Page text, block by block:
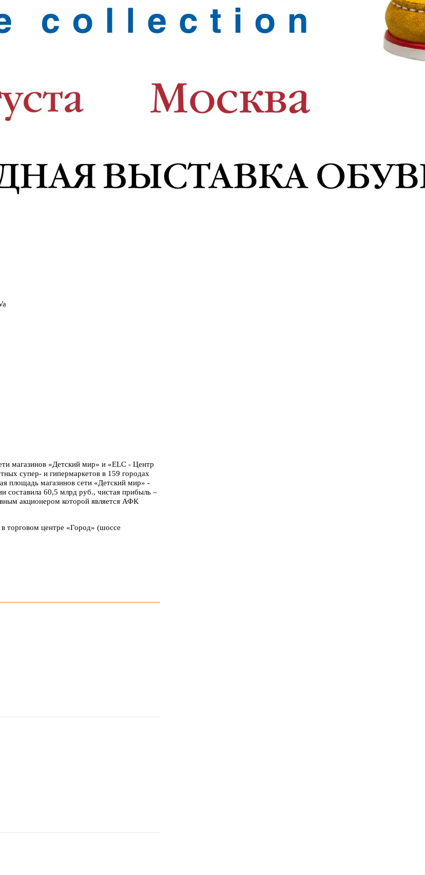
магазинов «Детский мир» и «ELC - Центр
супер- и гипермаркетов в 159 городах
площадь магазинов сети «Детский мир» -
составила 60,5 млрд руб., чистая прибыль –
акционером которой является АФК
торговом центре «Город» (шоссе
столице с 26 сентября по 1
дизайнеры, коллекции
в 2011 году и расположенная в